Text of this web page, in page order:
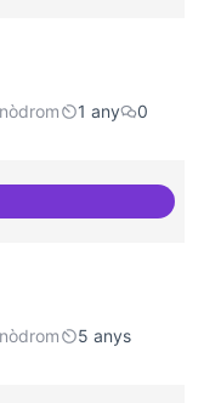
1 any
0
FLOSS
5 anys